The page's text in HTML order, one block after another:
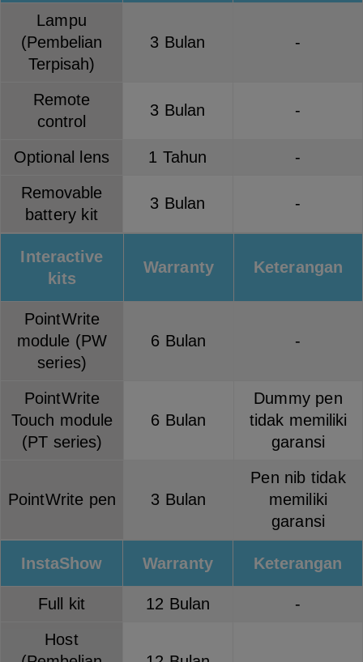
Lampu
(Pembelian
Terpisah)
3 Bulan -
Remote
control
3 Bulan -
Optional lens 1 Tahun
-
Removable
battery kit
3 Bulan -
Interactive
kits
Warranty Keterangan
PointWrite
module (PW
series)
6 Bulan -
PointWrite
Touch module
(PT series)
6 Bulan
Dummy pen
tidak memiliki
garansi
PointWrite pen 3 Bulan
Pen nib tidak
memiliki
garansi
InstaShow Warranty Keterangan
Full kit 12 Bulan
-
Host